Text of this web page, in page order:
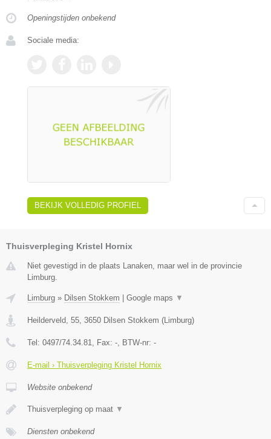
Openingstijden onbekend
Sociale media:
BEKIJK VOLLEDIG PROFIEL
Thuisverpleging Kristel Hornix
Niet gevestigd in de plaats Lanaken, maar wel in de provincie
Limburg.
Limburg » Dilsen Stokkem Google maps ▼
Heilderveld, 55 3650 Dilsen Stokkem ( Limburg)
Tel: 0497/74.34.81 , Fax: - , BTW-nr: -
E-mail › Thuisverpleging Kristel Hornix
Website onbekend
Thuisverpleging op maat ▼
Diensten onbekend